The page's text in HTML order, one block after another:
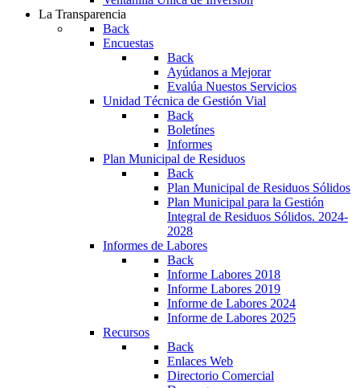
La Transparencia
Back
Encuestas
Back
Ayúdanos a Mejorar
Evalúa Nuestos Servicios
Unidad Técnica de Gestión Vial
Back
Boletínes
Informes
Plan Municipal de Residuos
Back
Plan Municipal de Residuos Sólidos
Plan Municipal para la Gestión
Integral de Residuos Sólidos. 2024-
2028
Informes de Labores
Back
Informe Labores 2018
Informe Labores 2019
Informe de Labores 2024
Informe de Labores 2025
Recursos
Back
Enlaces Web
Directorio Comercial